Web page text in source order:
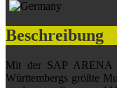
Beschreibung
Mit der SAP ARENA
Württembergs größte